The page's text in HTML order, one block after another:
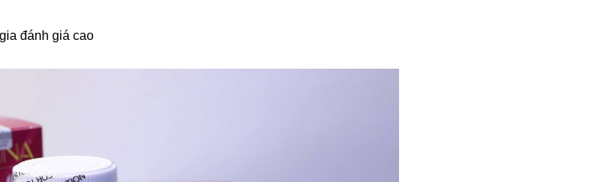
đánh giá cao